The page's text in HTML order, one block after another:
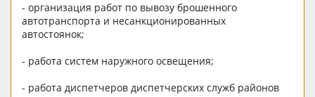
- организация работ по вывозу брошенного
автотранспорта и несанкционированных
автостоянок;
- работа систем наружного освещения;
- работа диспетчеров диспетчерских служб районов